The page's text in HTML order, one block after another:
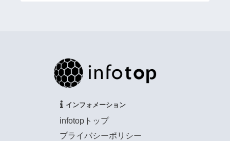
インフォメーション
infotopトップ
プライバシーポリシー